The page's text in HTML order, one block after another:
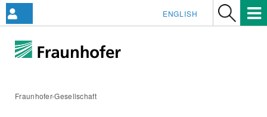
Fraunhofer-Gesellschaft
ENGLISH